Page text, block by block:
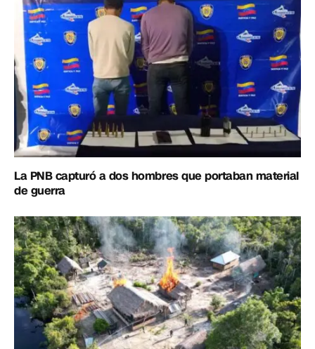
La PNB capturó a dos hombres que portaban material
de guerra